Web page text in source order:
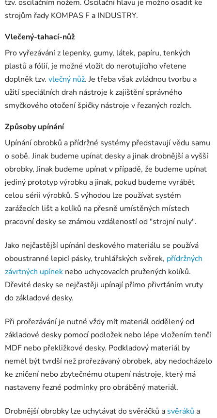
tzv. oscilačním nožem. Oscilační hlavu je možno osadit ke
strojům řady KOMPAS F a INDUSTRY.
Vlečený-tahací-nůž
Pro vyřezávání z lepenky, gumy, látek, papíru, tenkých
plastů a fólií, je možné vložit do nerotujícího vřetene
doplněk tzv. vlečný nůž. Je třeba však zvládnou tvorbu a
užití speciálních drah nástroje k zajištění správného
smyčkového otočení špičky nástroje v řezaných rozích.
Způsoby upínání
Upínání obrobků a přídržné systémy představují vědu samu
o sobě. Jinak budeme upínat desky a jinak drobnější a vyšší
obrobky, Jinak budeme upínat v případě, že budeme upínat
jediný prototyp výrobku a jinak, pokud budeme vyrábět
celou sérii výrobků. S výhodou lze používat systém
zarážecích lišt a kolíků na přesně umístěných místech
pracovní desky se známou vzdáleností od "strojní nuly".
Jako nejčastější upínání deskového materiálu se používá
oboustranné lepicí pásky, truhlářských svěrek, přídržných
závrtných upínek nebo uchycovacích pružených kolíků.
Dřevité desky se nejčastěji upínají přímo přivrtáním vruty
do základové desky.
Při prořezávání je nutné vždy mít materiál oddělený od
základové desky pomocí podložek nebo lépe vložením tenčí
MDF nebo překližkové desky. Podkladový materiál by
neměl být tvrdší než prořezávaný obrobek, aby nedocházelo
ke zničení nebo zbytečnému otupení nástroje, který má
nastaveny řezné podmínky pro obráběný materiál.
Drobnější obrobky lze uchytávat do svěráčků a svěráků a